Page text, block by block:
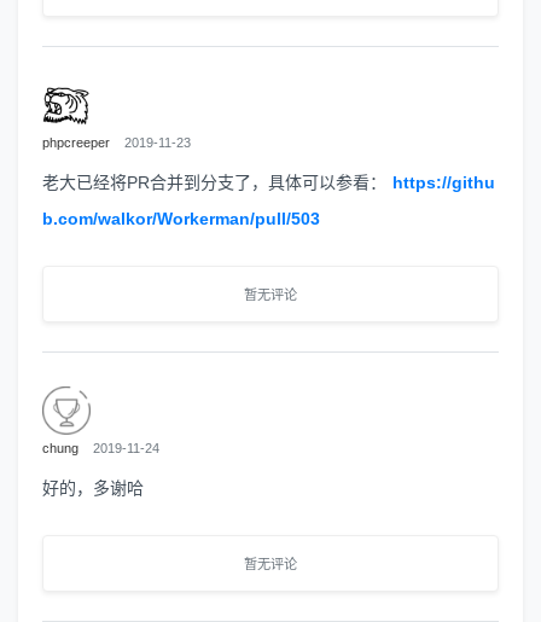
phpcreeper 2019-11-23
老大已经将PR合并到分支了，具体可以参看： https://githu
b.com/walkor/Workerman/pull/503
暂无评论
chung 2019-11-24
好的，多谢哈
暂无评论